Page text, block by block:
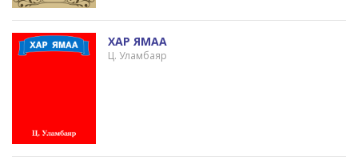
ХАР ЯМАА
Ц. Уламбаяр